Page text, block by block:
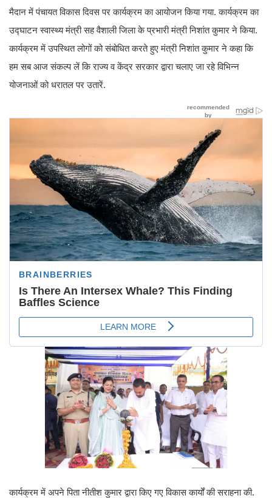
मैदान में पंचायत विकास दिवस पर कार्यक्रम का आयोजन किया गया. कार्यक्रम का
उद्घाटन स्वास्थ्य मंत्री सह वैशाली जिला के प्रभारी मंत्री निशांत कुमार ने किया.
कार्यक्रम में उपस्थित लोगों को संबोधित करते हुए मंत्री निशांत कुमार ने कहा कि
हम सब आज संकल्प लें कि राज्य व केंद्र सरकार द्वारा चलाए जा रहे विभिन्न
योजनाओं को धरातल पर उतारें.
कार्यक्रम में अपने पिता नीतीश कुमार द्वारा किए गए विकास कार्यों की सराहना की.